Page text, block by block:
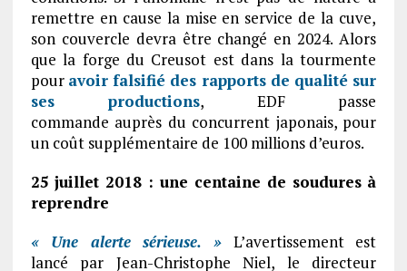
remettre en cause la mise en service de la cuve,
son couvercle devra être changé en 2024. Alors
que la forge du Creusot est dans la tourmente
pour avoir falsifié des rapports de qualité sur
ses productions, EDF passe
commande auprès du concurrent japonais, pour
un coût supplémentaire de 100 millions d’euros.
25 juillet 2018 : une centaine de soudures à
reprendre
« Une alerte sérieuse. » L’avertissement est
lancé par Jean-Christophe Niel, le directeur